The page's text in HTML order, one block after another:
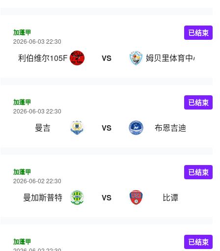
加蓬甲
2026-06-03 22:30
利伯维尔105FC VS 姆贝里体育中心
已结束
加蓬甲
2026-06-03 22:30
曼吉 VS 布恩吉迪
已结束
加蓬甲
2026-06-02 22:30
曼加斯普特 VS 比谭
已结束
加蓬甲 已结束